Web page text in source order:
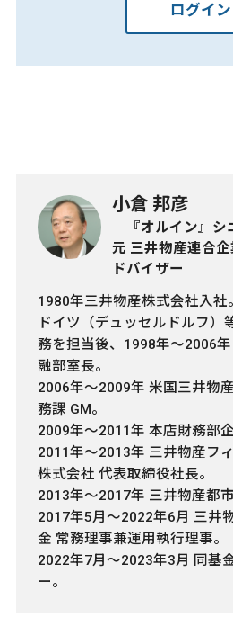
ログイン
小倉 邦彦
『オルイン』シ
元 三井物産連合
ドバイザー
1980年三井物産株式会社入社
ドイツ（デュッセルドルフ）
務を担当後、1998年～2006
融部室長。
2006年～2009年 米国三井物
務課 GM。
2009年～2011年 本店財務部企
2011年～2013年 三井物産フ
株式会社 代表取締役社長。
2013年～2017年 三井物産都市
2017年5月～2022年6月 三井
金 常務理事兼運用執行理事。
2022年7月～2023年3月 同基
ー。